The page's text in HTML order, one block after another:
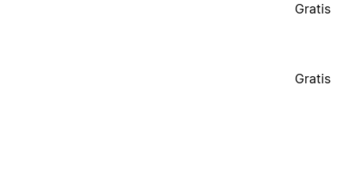
Gratis
Gratis